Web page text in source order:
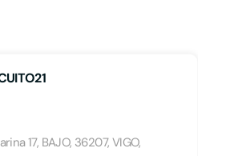
17, BAJO, 36207, VIGO,